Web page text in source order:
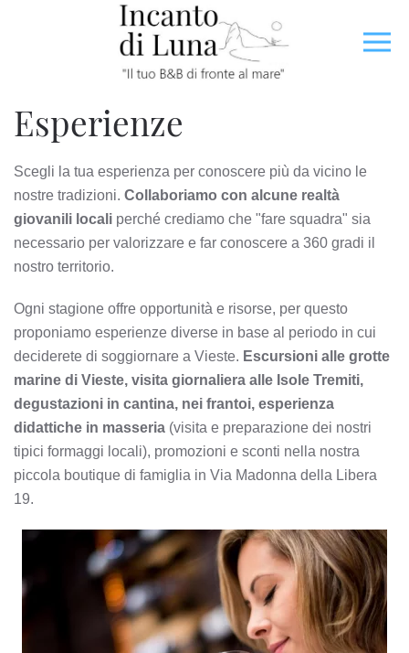
Esperienze
Scegli la tua esperienza per conoscere più da vicino le
nostre tradizioni. Collaboriamo con alcune realtà
giovanili locali perché crediamo che "fare squadra" sia
necessario per valorizzare e far conoscere a 360 gradi il
nostro territorio.
Ogni stagione offre opportunità e risorse, per questo
proponiamo esperienze diverse in base al periodo in cui
deciderete di soggiornare a Vieste. Escursioni alle grotte
marine di Vieste, visita giornaliera alle Isole Tremiti,
degustazioni in cantina, nei frantoi, esperienza
didattiche in masseria (visita e preparazione dei nostri
tipici formaggi locali), promozioni e sconti nella nostra
piccola boutique di famiglia in Via Madonna della Libera
19.